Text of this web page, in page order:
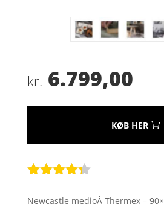
kr. 6.799,00
KØB HER
som4.2
Newcastle medioÂ Thermex –